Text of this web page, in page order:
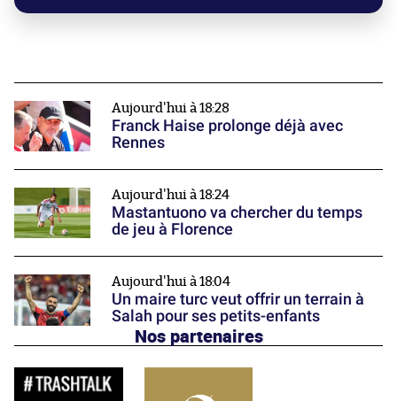
Aujourd'hui à 18:28
Franck Haise prolonge déjà avec
Rennes
Aujourd'hui à 18:24
Mastantuono va chercher du temps
de jeu à Florence
Aujourd'hui à 18:04
Un maire turc veut offrir un terrain à
Salah pour ses petits-enfants
Nos partenaires